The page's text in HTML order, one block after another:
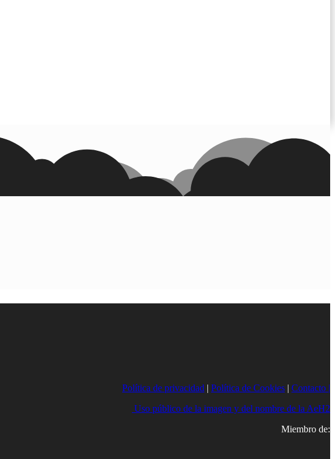
Política de privacidad | Política de Cookies | Contacto |
Uso público de la imagen y del nombre de la AeH2
Miembro de: